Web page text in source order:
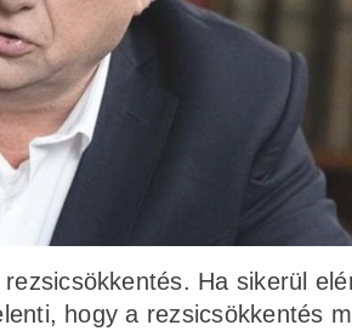
Ha sikerül
hogy a rezsicsökkentés